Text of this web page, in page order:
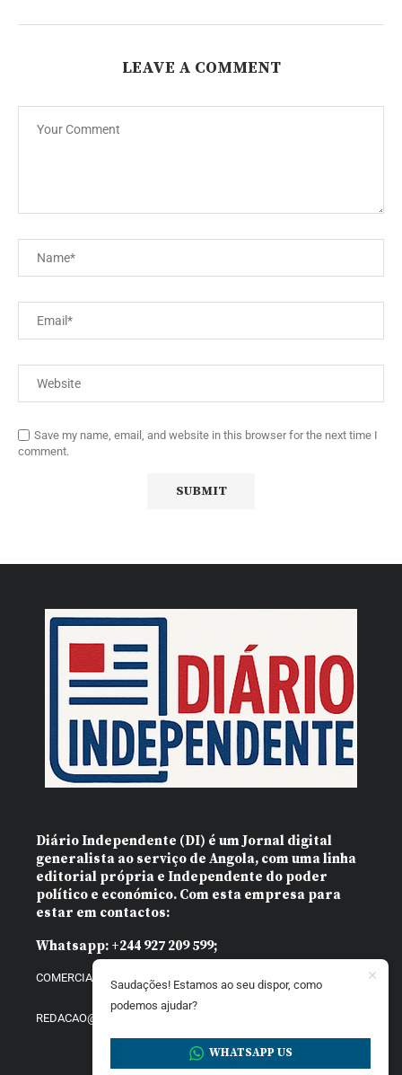
LEAVE A COMMENT
Save my name, email, and website in this browser for the next time I
comment.
Diário Independente (DI) é um Jornal digital
generalista ao serviço de Angola, com uma linha
editorial própria e Independente do poder
político e económico. Com esta empresa para
estar em contactos:
Whatsapp: +244 927 209 599;
COMERCIAL@DIARIOINDEPENDENTE.INFO
REDACAO@DIARIOINDEPENDENTE.INFO
Saudações! Estamos ao seu dispor, como
podemos ajudar?
WHATSAPP US